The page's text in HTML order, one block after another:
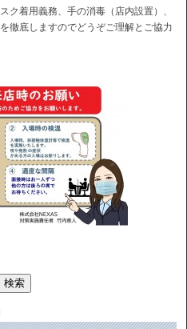
ク着用義務、手の消毒（店内設置）、
徹底しますのでどうぞご理解とご協力